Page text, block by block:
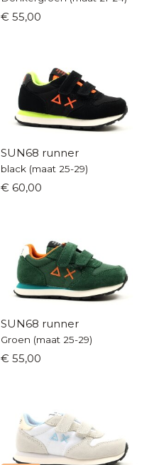
€ 55,00
SUN68 runner
black (maat 25-29)
€ 60,00
SUN68 runner
Groen (maat 25-29)
€ 55,00